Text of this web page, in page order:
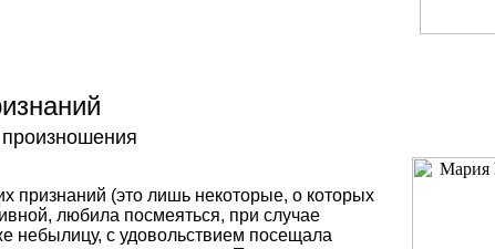
признаний (это лишь некоторые, о которых
любила посмеяться, при случае
небылицу, с удовольствием посещала